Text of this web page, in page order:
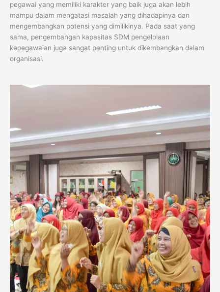
pegawai yang memiliki karakter yang baik juga akan lebih
mampu dalam mengatasi masalah yang dihadapinya dan
mengembangkan potensi yang dimilikinya. Pada saat yang
sama, pengembangan kapasitas SDM pengelolaan
kepegawaian juga sangat penting untuk dikembangkan dalam
organisasi.